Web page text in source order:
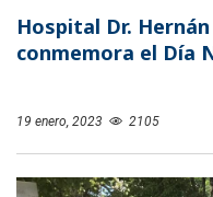
Hospital Dr.
conmemora el Día
19 enero, 2023 2105